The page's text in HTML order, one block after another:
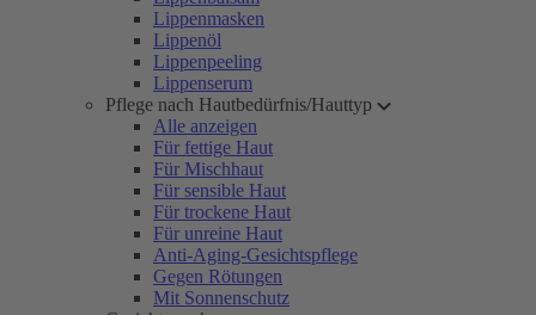
Lippenmasken
Lippenöl
Lippenpeeling
Lippenserum
Pflege nach Hautbedürfnis/Hauttyp
Alle anzeigen
Für fettige Haut
Für Mischhaut
Für sensible Haut
Für trockene Haut
Für unreine Haut
Anti-Aging-Gesichtspflege
Gegen Rötungen
Mit Sonnenschutz